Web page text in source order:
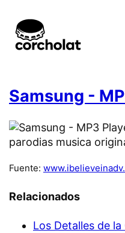
Samsung -
Fuente:
Relacionados
Los Detalles de la